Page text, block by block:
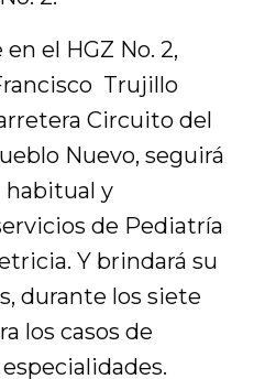
el HGZ No. 2,
Trujillo
Circuito del
Nuevo, seguirá
habitual y
de Pediatría
Y brindará su
durante los siete
los casos de